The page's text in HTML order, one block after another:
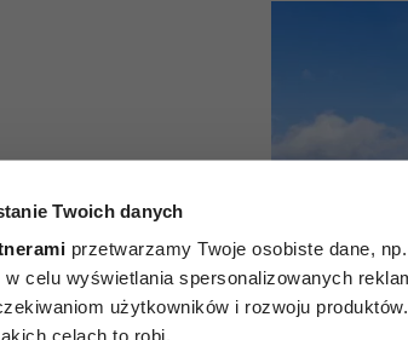
Twoich danych
przetwarzamy Twoje osobiste dane,
celu wyświetlania spersonalizowanych
użytkowników i rozwoju
celach to robi.
bez
Są